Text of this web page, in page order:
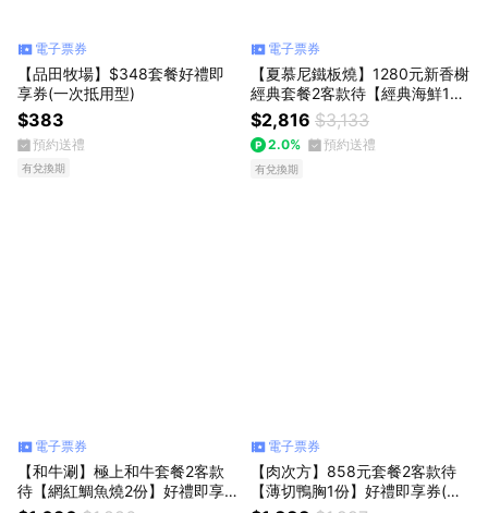
電子票券
【品田牧場】$348套餐好禮即
享券(一次抵用型)
$383
預約送禮
有兌換期
電子票券
【夏慕尼鐵板燒】1280元新香榭
經典套餐2客款待【經典海鮮1
份】好禮即享券(一次抵用型)
$2,816 $3,133
2.0% 預約送禮
有兌換期
電子票券
【和牛涮】極上和牛套餐2客款
待【網紅鯛魚燒2份】好禮即享
電子票券
【肉次方】858元套餐2客款待
【薄切鴨胸1份】好禮即享券(一